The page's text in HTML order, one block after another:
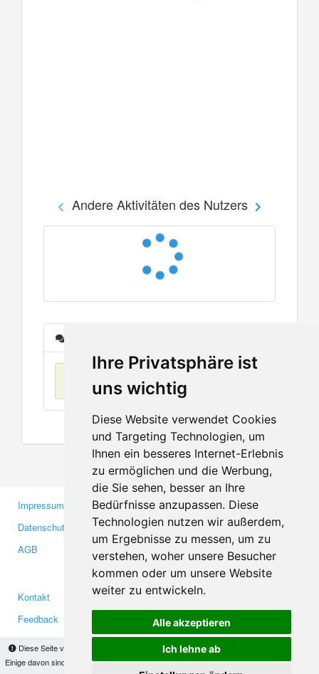
Ihre Privatsphäre ist
uns wichtig
Diese Website verwendet Cookies
und Targeting Technologien, um
Ihnen ein besseres Internet-Erlebnis
zu ermöglichen und die Werbung,
die Sie sehen, besser an Ihre
Bedürfnisse anzupassen. Diese
Technologien nutzen wir außerdem,
um Ergebnisse zu messen, um zu
verstehen, woher unsere Besucher
kommen oder um unsere Website
weiter zu entwickeln.
Alle akzeptieren
Ich lehne ab
Diese Seite verwendet Cookies, um Informationen auf Ihrem Computer zu speichern.
Einige davon sind notwendig, damit unsere Seite funktioniert, andere helfen uns dabei, das
Andere Aktivitäten des Nutzers
Keine Einträge
Impressum
Datenschutzerklärung
AGB
Gewerbetreibende
Investoren
Medien
Kontakt
Feedback
Facebook
Twitter
YouTube
Google+